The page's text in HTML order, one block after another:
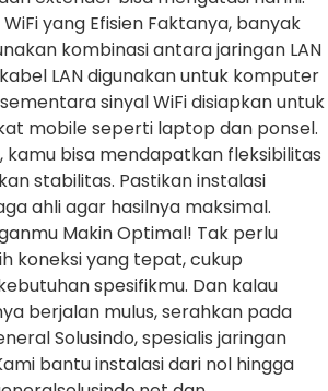
yang Efisien Faktanya, banyak
kombinasi antara jaringan LAN
LAN digunakan untuk komputer
sinyal WiFi disiapkan untuk
mobile seperti laptop dan ponsel.
kamu bisa mendapatkan fleksibilitas
stabilitas. Pastikan instalasi
ahli agar hasilnya maksimal.
Makin Optimal! Tak perlu
koneksi yang tepat, cukup
spesifikmu. Dan kalau
berjalan mulus, serahkan pada
Solusindo, spesialis jaringan
bantu instalasi dari nol hingga